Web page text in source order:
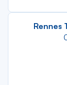
Rennes